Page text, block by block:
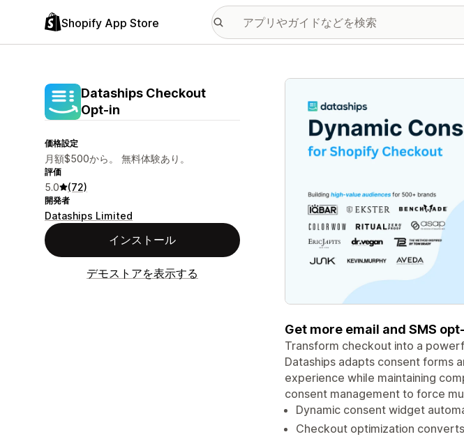
Shopify App Store
Dataships Checkout
Opt‑in
価格設定
月額$500から。 無料体験あり。
評価
5.0 (72)
開発者
Dataships Limited
インストール
デモストアを表示する
特集の画像ギャラリー
Get more email and SMS
Transform checkout into a
Dataships adapts consent forms
experience while maintaining
consent management to force
Dynamic consent widget
Checkout optimization